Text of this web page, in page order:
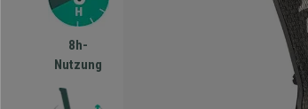
8h-
Nutzung